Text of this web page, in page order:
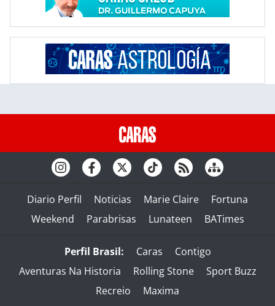
Diario Perfil Noticias Marie Claire
Fortuna
Weekend
Parabrisas Lunateen BATimes
Perfil Brasil: Caras
Contigo
Aventuras Na Historia
Rolling Stone
Sport Buzz
Recreio
Maxima